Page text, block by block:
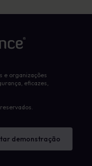
e organizações
eficazes,
demonstração